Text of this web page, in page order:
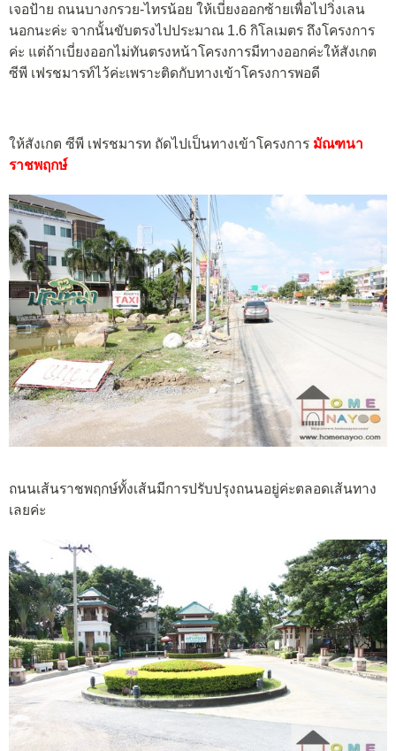
เจอป้าย ถนนบางกรวย-ไทรน้อย ให้เบี่ยงออกซ้ายเพื่อไปวิ่งเลน
นอกนะค่ะ จากนั้นขับตรงไปประมาณ 1.6 กิโลเมตร ถึงโครงการ
ค่ะ แต่ถ้าเบี่ยงออกไม่ทันตรงหน้าโครงการมีทางออกค่ะให้สังเกต
ซีพี เฟรชมารท์ไว้ค่ะเพราะติดกับทางเข้าโครงการพอดี
ให้สังเกต ซีพี เฟรชมารท ถัดไปเป็นทางเข้าโครงการ มัณฑนา
ราชพฤกษ์
ถนนเส้นราชพฤกษ์ทั้งเส้นมีการปรับปรุงถนนอยู่ค่ะตลอดเส้นทาง
เลยค่ะ